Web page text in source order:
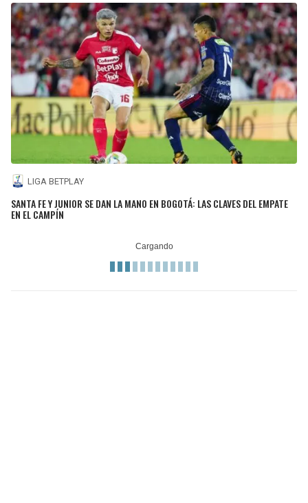
LIGA BETPLAY
SANTA FE Y JUNIOR SE DAN LA MANO EN BOGOTÁ: LAS CLAVES DEL EMPATE
EN EL CAMPÍN